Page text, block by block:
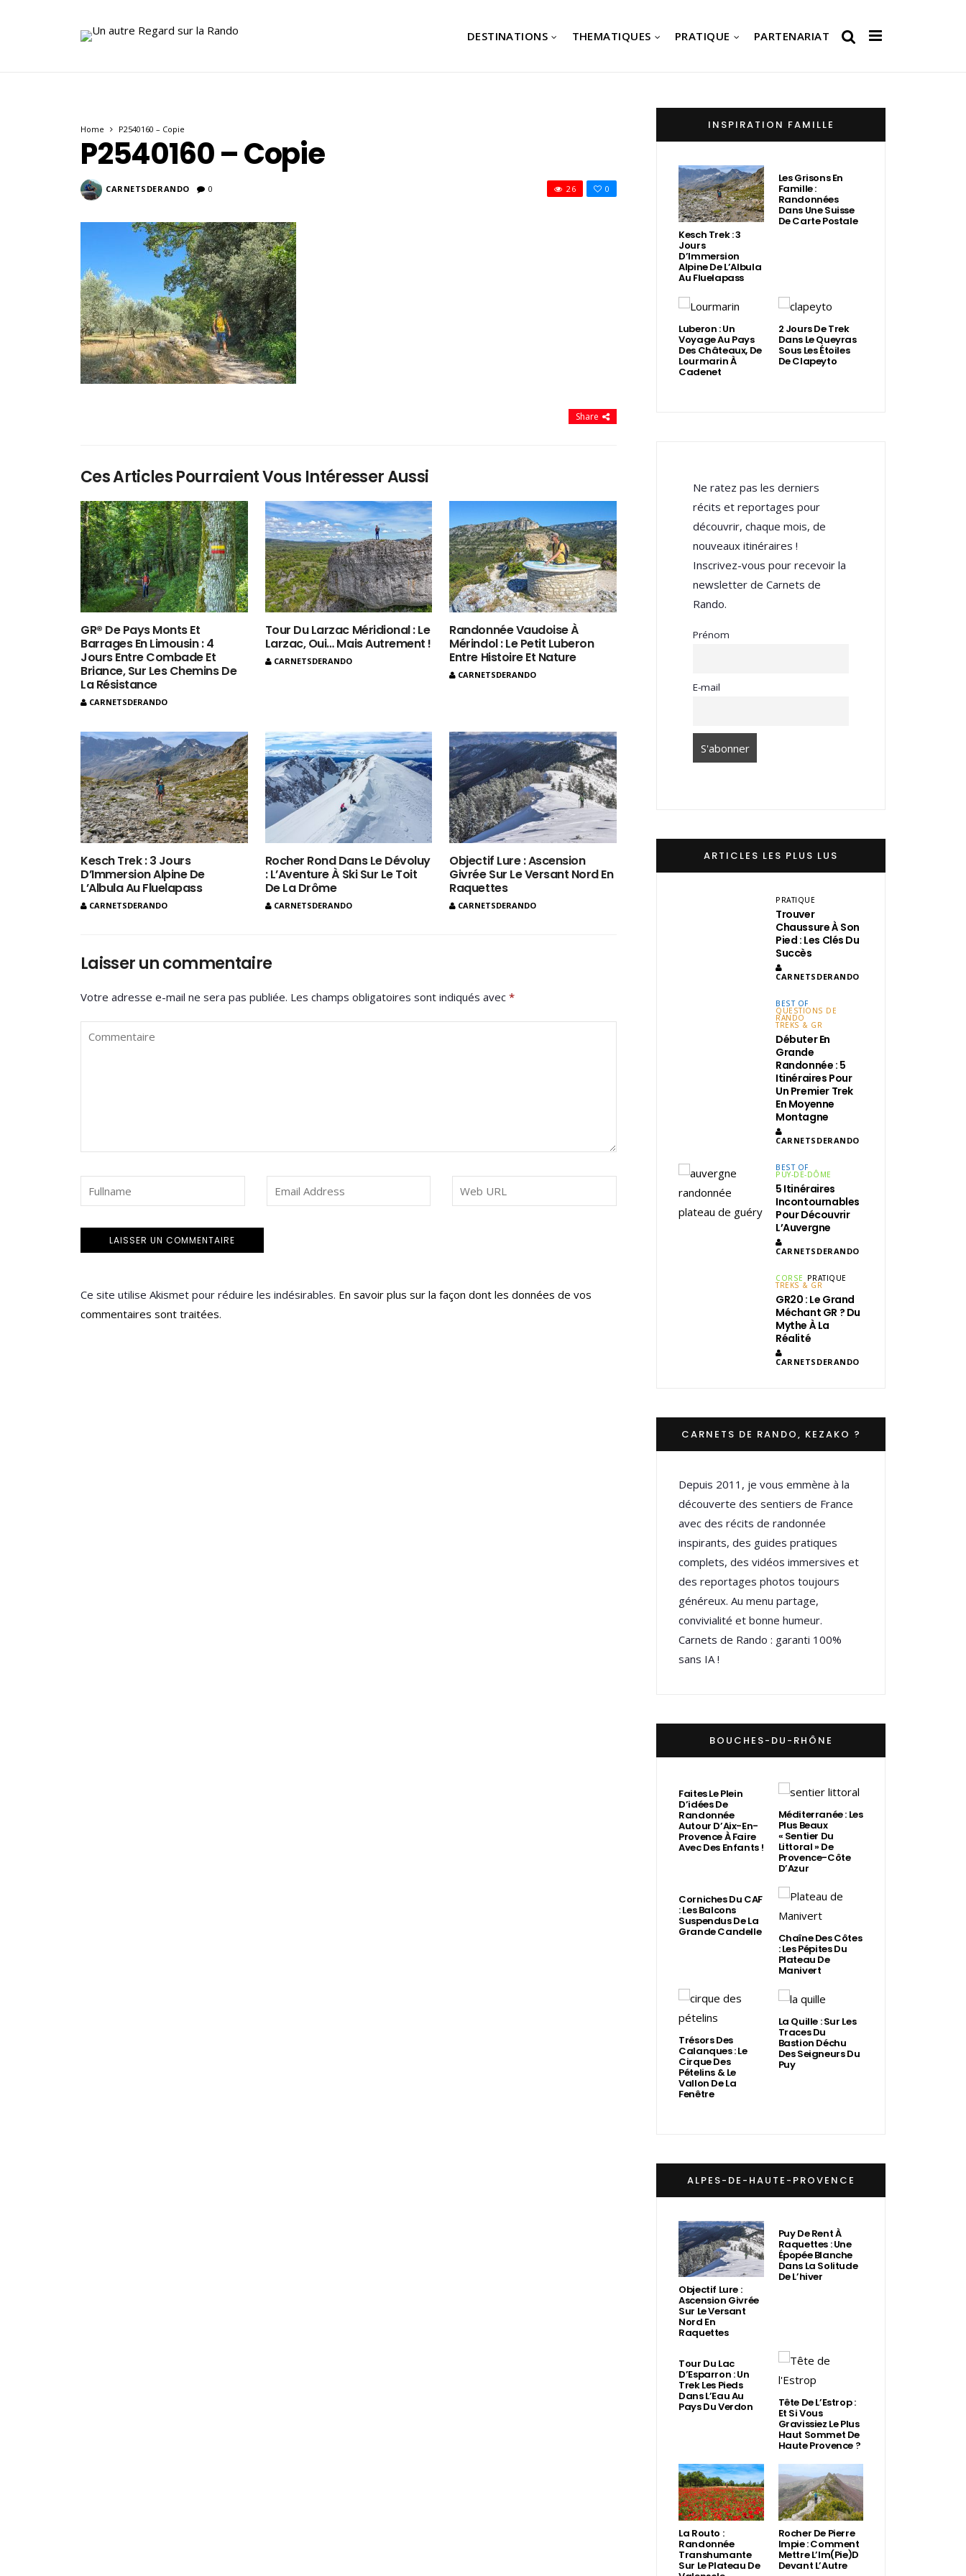
DESTINATIONS THEMATIQUES PRATIQUE PARTENARIAT
Home P2540160 – Copie
P2540160 – Copie
CARNETSDERANDO 0 0
26
Share
Ces Articles Pourraient Vous Intéresser Aussi
GR® De Pays Monts Et
Barrages En Limousin : 4
Jours Entre Combade Et
Briance, Sur Les Chemins De
La Résistance
CARNETSDERANDO
Tour Du Larzac Méridional : Le
Larzac, Oui… Mais Autrement !
CARNETSDERANDO
Randonnée Vaudoise À
Mérindol : Le Petit Luberon
Entre Histoire Et Nature
CARNETSDERANDO
Kesch Trek : 3 Jours
D’Immersion Alpine De
L’Albula Au Fluelapass
CARNETSDERANDO
Rocher Rond Dans Le Dévoluy
: L’Aventure À Ski Sur Le Toit
De La Drôme
CARNETSDERANDO
Objectif Lure : Ascension
Givrée Sur Le Versant Nord En
Raquettes
CARNETSDERANDO
Laisser un commentaire
Votre adresse e-mail ne sera pas publiée. Les champs obligatoires sont indiqués avec *
Ce site utilise Akismet pour réduire les indésirables. En savoir plus sur la façon dont les données de vos
commentaires sont traitées.
INSPIRATION FAMILLE
Kesch Trek : 3
Jours
D’Immersion
Alpine De L’Albula
Au Fluelapass
Les Grisons En
Famille :
Randonnées
Dans Une Suisse
De Carte Postale
Luberon : Un
Voyage Au Pays
Des Châteaux, De
Lourmarin À
Cadenet
2 Jours De Trek
Dans Le Queyras
Sous Les Étoiles
De Clapeyto
Ne ratez pas les derniers
récits et reportages pour
découvrir, chaque mois, de
nouveaux itinéraires !
Inscrivez-vous pour recevoir la
newsletter de Carnets de
Rando.
Prénom
E-mail
ARTICLES LES PLUS LUS
PRATIQUE
Trouver
Chaussure À Son
Pied : Les Clés Du
Succès
CARNETSDERANDO
BEST OF
QUESTIONS DE
RANDO
TREKS & GR
Débuter En
Grande
Randonnée : 5
Itinéraires Pour
Un Premier Trek
En Moyenne
Montagne
CARNETSDERANDO
BEST OF
PUY-DE-DÔME
5 Itinéraires
Incontournables
Pour Découvrir
L’Auvergne
CARNETSDERANDO
CORSE PRATIQUE
TREKS & GR
GR20 : Le Grand
Méchant GR ? Du
Mythe À La
Réalité
CARNETSDERANDO
CARNETS DE RANDO, KEZAKO ?
Depuis 2011, je vous emmène à la
découverte des sentiers de France
avec des récits de randonnée
inspirants, des guides pratiques
complets, des vidéos immersives et
des reportages photos toujours
généreux. Au menu partage,
convivialité et bonne humeur.
Carnets de Rando : garanti 100%
sans IA !
BOUCHES-DU-RHÔNE
Faites Le Plein
D’idées De
Randonnée
Autour D’Aix-En-
Provence À Faire
Avec Des Enfants !
Méditerranée : Les
Plus Beaux
« Sentier Du
Littoral » De
Provence-Côte
D’Azur
Corniches Du CAF
: Les Balcons
Suspendus De La
Grande Candelle Chaîne Des Côtes
: Les Pépites Du
Plateau De
Manivert
Trésors Des
Calanques : Le
Cirque Des
Pételins & Le
Vallon De La
Fenêtre
La Quille : Sur Les
Traces Du
Bastion Déchu
Des Seigneurs Du
Puy
ALPES-DE-HAUTE-PROVENCE
Objectif Lure :
Ascension Givrée
Sur Le Versant
Nord En
Raquettes
Puy De Rent À
Raquettes : Une
Épopée Blanche
Dans La Solitude
De L’hiver
Tour Du Lac
D’Esparron : Un
Trek Les Pieds
Dans L’Eau Au
Pays Du Verdon Tête De L’Estrop :
Et Si Vous
Gravissiez Le Plus
Haut Sommet De
Haute Provence ?
La Routo :
Randonnée
Transhumante
Sur Le Plateau De
Rocher De Pierre
Impie : Comment
Mettre L’Im(Pie)d
Devant L’Autre